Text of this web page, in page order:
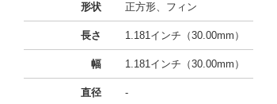
形状 正方形、フィン
長さ 1.181インチ（30.00mm）
幅 1.181インチ（30.00mm）
直径 -